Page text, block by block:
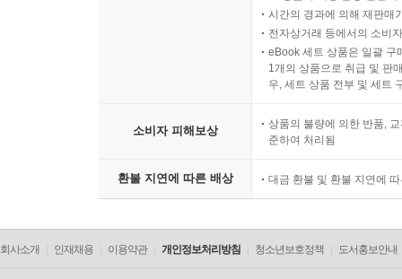
시간의 경과에 의해 재판매
전자상거래 등에서의 소비
eBook 세트 상품은 일괄 구
1개의 상품으로 취급 및 판
우, 세트 상품 전부 및 세트
소비자 피해보상
상품의 불량에 의한 반품,
준하여 처리됨
환불 지연에 따른 배상 대금 환불 및 환불 지연에
회사소개 인재채용 이용약관 개인정보처리방침 청소년보호정책 도서홍보안내